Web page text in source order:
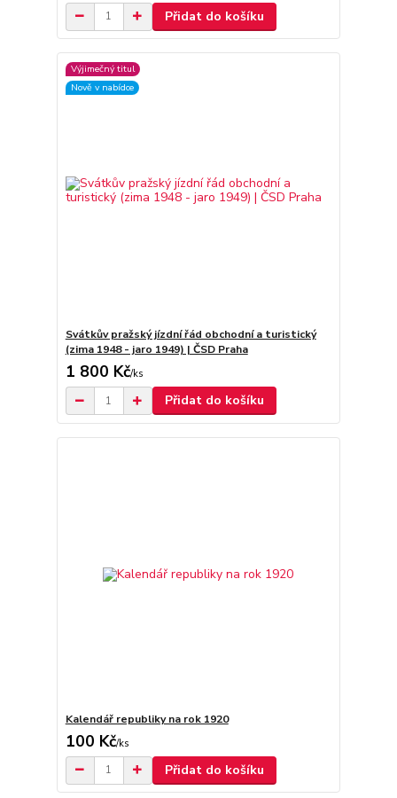
Přidat do košíku
Výjimečný titul
Nově v nabídce
Svátkův pražský jízdní řád obchodní a turistický
(zima 1948 - jaro 1949) | ČSD Praha
1 800 Kč/ks
Přidat do košíku
Kalendář republiky na rok 1920
100 Kč/ks
Přidat do košíku